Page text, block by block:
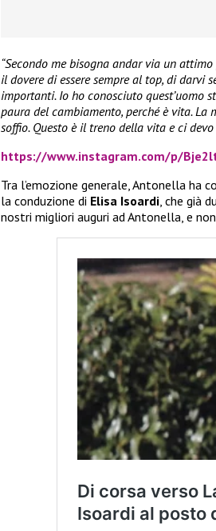
“Secondo me bisogna andar via un
il dovere di essere sempre al top, di darvi
importanti. Io ho conosciuto quest’uomo
paura del cambiamento, perché è vita.
soffio. Questo è il treno della vita e ci devo
https://www.instagram.com/p/
Tra l’emozione generale, Antonella ha
la conduzione di Elisa Isoardi, che già
nostri migliori auguri ad Antonella, e